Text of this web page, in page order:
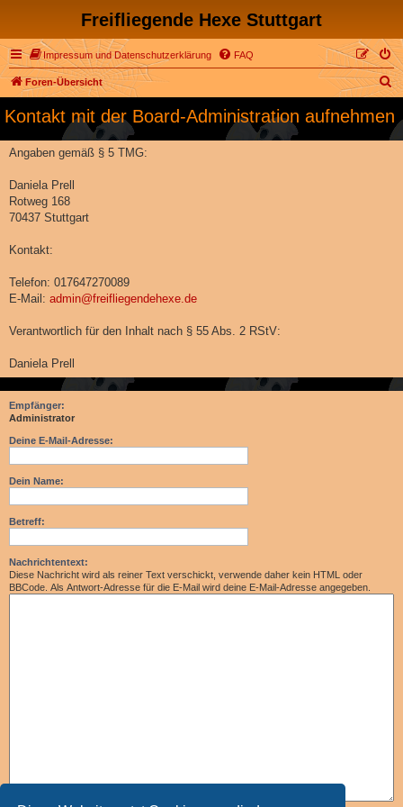
Freifliegende Hexe Stuttgart
Impressum und Datenschutzerklärung FAQ
Foren-Übersicht
S
c
Kontakt mit der Board-Administration aufnehmen
Angaben gemäß § 5 TMG:
Daniela Prell
Rotweg 168
70437 Stuttgart
Kontakt:
Telefon: 017647270089
E-Mail: admin@freifliegendehexe.de
Verantwortlich für den Inhalt nach § 55 Abs. 2 RStV:
Daniela Prell
Empfänger:
Administrator
Deine E-Mail-Adresse:
Dein Name:
Betreff:
Nachrichtentext:
Diese Nachricht wird als reiner Text verschickt, verwende daher kein HTML oder
BBCode. Als Antwort-Adresse für die E-Mail wird deine E-Mail-Adresse angegeben.